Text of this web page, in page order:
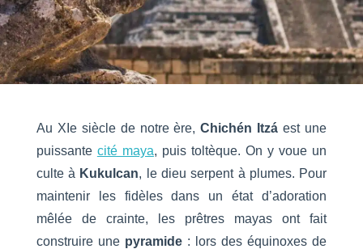
Au XIe siècle de notre ère,Chichén Itzá est une
puissante cité maya, puis toltèque. On y voue un
culte à Kukulcan, le dieu serpent à plumes. Pour
maintenir les fidèles dans un état d’adoration
mêlée de crainte, les prêtres mayas ont fait
construire une pyramide : lors des équinoxes de